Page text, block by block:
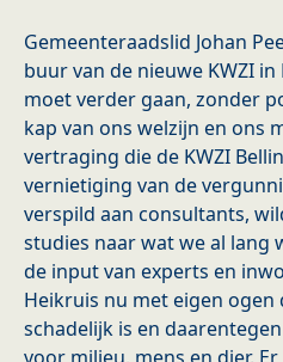
Gemeenteraadslid Johan
buur van de nieuwe KWZI
moet verder gaan, zonder
kap van ons welzijn en ons
vertraging die de KWZI
vernietiging van de
verspild aan consultants,
studies naar wat we al lang
de input van experts en
Heikruis nu met eigen
schadelijk is en